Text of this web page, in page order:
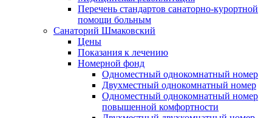
Перечень стандартов санаторно-курортной
помощи больным
Санаторий Шмаковский
Цены
Показания к лечению
Номерной фонд
Одноместный однокомнатный номер
Двухместный однокомнатный номер
Одноместный однокомнатный номер
повышенной комфортности